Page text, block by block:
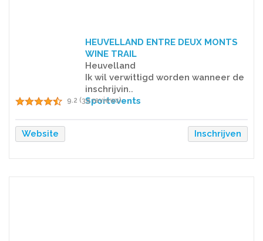
HEUVELLAND ENTRE DEUX MONTS
WINE TRAIL
Heuvelland
Ik wil verwittigd worden wanneer de
inschrijvin..
Sportevents
9.2 (39 reviews)
Website Inschrijven